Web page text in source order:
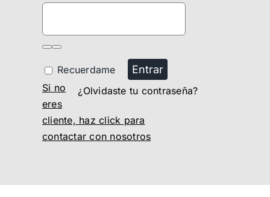
Recuerdame Entrar
¿Olvidaste tu contraseña?
Si no
eres
cliente, haz click para
contactar con nosotros